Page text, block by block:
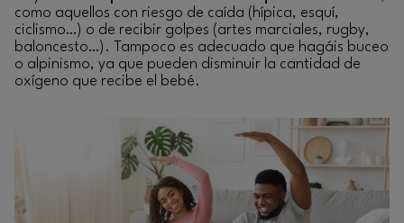
como aquellos con riesgo de caída (hípica, esquí,
ciclismo…) o de recibir golpes (artes marciales, rugby,
baloncesto…). Tampoco es adecuado que hagáis buceo
o alpinismo, ya que pueden disminuir la cantidad de
oxígeno que recibe el bebé.